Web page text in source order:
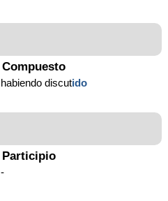
Compuesto
habiendo discutido
Participio
-